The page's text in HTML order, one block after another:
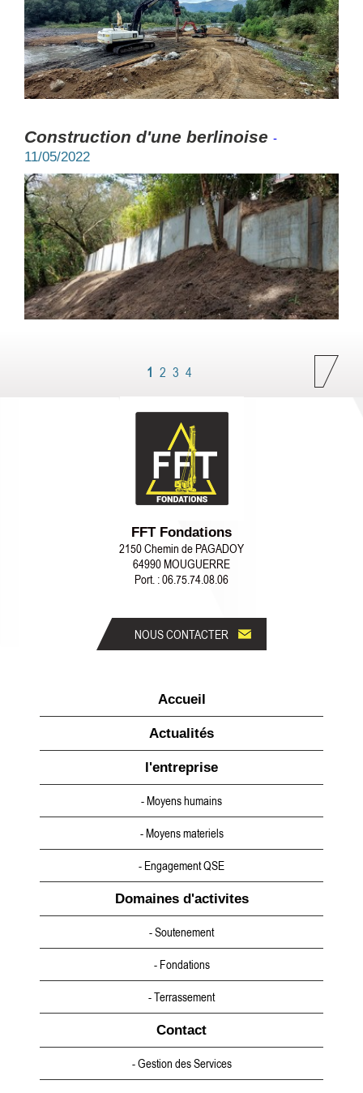
Construction d'une berlinoise -
11/05/2022
1 2 3 4
FFT Fondations
2150 Chemin de PAGADOY
64990MOUGUERRE
Port. :06.75.74.08.06
NOUS CONTACTER
Accueil
Actualités
l'entreprise
- Moyens humains
- Moyens materiels
- Engagement QSE
Domaines d'activites
- Soutenement
- Fondations
- Terrassement
Contact
- Gestion des Services